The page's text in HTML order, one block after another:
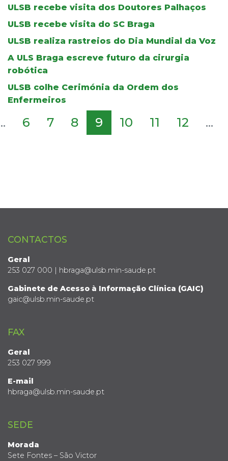
ULSB recebe visita dos Doutores Palhaços
ULSB recebe visita do SC Braga
ULSB realiza rastreios do Dia Mundial da Voz
A ULS Braga escreve futuro da cirurgia
robótica
ULSB colhe Cerimónia da Ordem dos
Enfermeiros
6 7 8 9 10 11 12 ...
CONTACTOS
Geral
253 027 000 | hbraga@ulsb.min-saude.pt
Gabinete de Acesso à Informação Clínica (GAIC)
gaic@ulsb.min-saude.pt
FAX
Geral
253 027 999
E-mail
hbraga@ulsb.min-saude.pt
SEDE
Morada
Sete Fontes – São Victor